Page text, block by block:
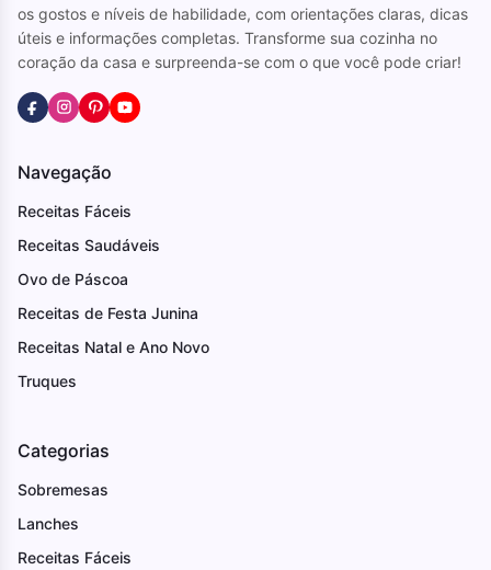
os gostos e níveis de habilidade, com orientações claras, dicas
úteis e informações completas. Transforme sua cozinha no
coração da casa e surpreenda-se com o que você pode criar!
Navegação
Receitas Fáceis
Receitas Saudáveis
Ovo de Páscoa
Receitas de Festa Junina
Receitas Natal e Ano Novo
Truques
Categorias
Sobremesas
Lanches
Receitas Fáceis